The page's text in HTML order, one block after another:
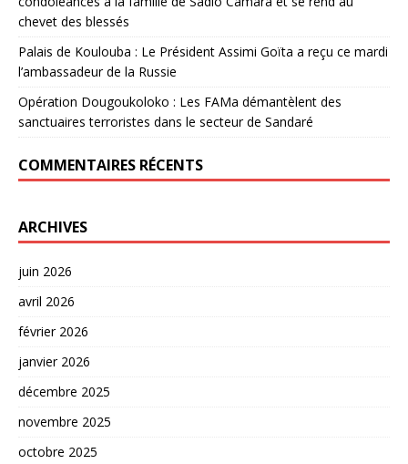
chevet des blessés
Palais de Koulouba : Le Président Assimi Goïta a reçu ce mardi
l’ambassadeur de la Russie
Opération Dougoukoloko : Les FAMa démantèlent des
sanctuaires terroristes dans le secteur de Sandaré
COMMENTAIRES RÉCENTS
ARCHIVES
juin 2026
avril 2026
février 2026
janvier 2026
décembre 2025
novembre 2025
octobre 2025